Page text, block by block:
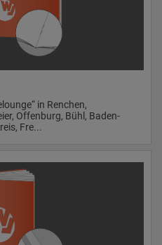
in Renchen,
Offenburg, Bühl, Baden-
Fre...